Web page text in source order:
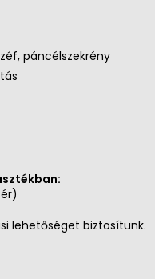
páncélszekrény
lehetőséget biztosítunk.